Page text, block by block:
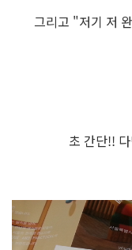
그리고 "저기 저
초 간단!!